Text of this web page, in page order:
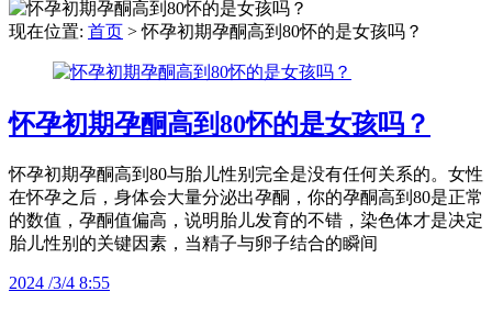
现在位置: 首页 > 怀孕初期孕酮高到80怀的是女孩吗？
怀孕初期孕酮高到80怀的是女孩吗？
怀孕初期孕酮高到80与胎儿性别完全是没有任何关系的。女性
在怀孕之后，身体会大量分泌出孕酮，你的孕酮高到80是正常
的数值，孕酮值偏高，说明胎儿发育的不错，染色体才是决定
胎儿性别的关键因素，当精子与卵子结合的瞬间
2024 /3/4 8:55